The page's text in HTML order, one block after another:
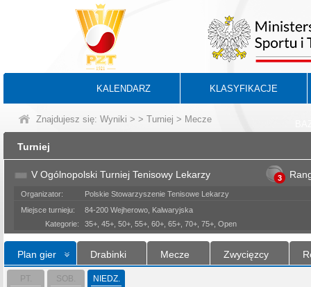
KALENDARZ KLASYFIKACJE
Znajdujesz się: Wyniki > > Turniej > Mecze
Turniej
V Ogólnopolski Turniej Tenisowy Lekarzy 3
Organizator:
Polskie Stowarzyszenie Tenisowe Lekarzy
Miejsce turnieju:
84-200 Wejherowo, Kalwaryjska
Kategorie:
35+, 45+, 50+, 55+, 60+, 65+, 70+, 75+, Open
Plan gier Drabinki Mecze Zwycięzcy
PT. SOB. NIEDZ.